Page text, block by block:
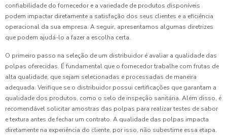
confiabilidade do fornecedor e a variedade de produtos disponíveis
podem impactar diretamente a satisfação dos seus clientes e a eficiência
operacional da sua empresa. A seguir, apresentamos algumas diretrizes
que podem ajudá-lo a fazer a escolha certa.
O primeiro passo na seleção de um distribuidor é avaliar a qualidade das
polpas oferecidas. É fundamental que o fornecedor trabalhe com frutas de
alta qualidade, que sejam selecionadas e processadas de maneira
adequada. Verifique se o distribuidor possui certificações que garantam a
qualidade dos produtos, como o selo de inspeção sanitária. Além disso, é
recomendável solicitar amostras das polpas para realizar testes de sabor
e textura antes de fechar um contrato. A qualidade das polpas impacta
diretamente na experiência do cliente, por isso, não subestime essa etapa.